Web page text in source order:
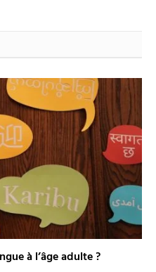
à l’âge adulte ?